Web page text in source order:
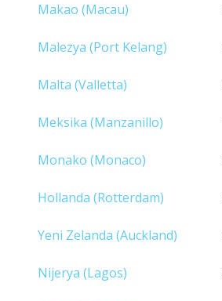
Makao (Macau)
Malezya (Port Kelang)
Malta (Valletta)
Meksika (Manzanillo)
Monako (Monaco)
Hollanda (Rotterdam)
Yeni Zelanda (Auckland)
Nijerya (Lagos)